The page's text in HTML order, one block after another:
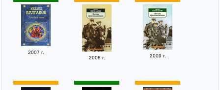
2007 г.
2008 г.
2009 г.